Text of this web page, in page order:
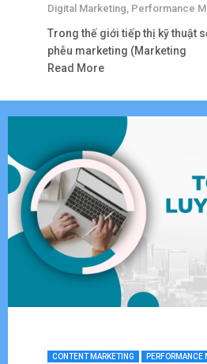
Digital Marketing, Performance
Trong thế giới tiếp thị kỹ thuật
phễu marketing (Marketing
Read More
CONTENT MARKETING PERFORMANCE